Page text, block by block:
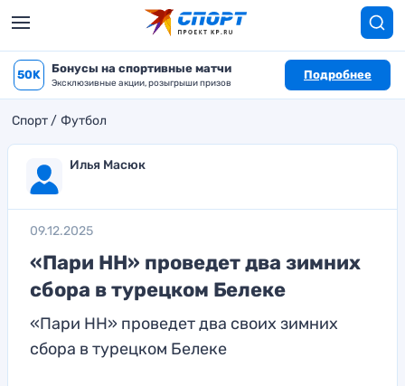
50K Бонусы на спортивные матчи
Эксклюзивные акции, розыгрыши призов
Подробнее
Спорт Футбол
Илья Масюк
09.12.2025
«Пари НН» проведет два зимних
сбора в турецком Белеке
«Пари НН» проведет два своих зимних
сбора в турецком Белеке